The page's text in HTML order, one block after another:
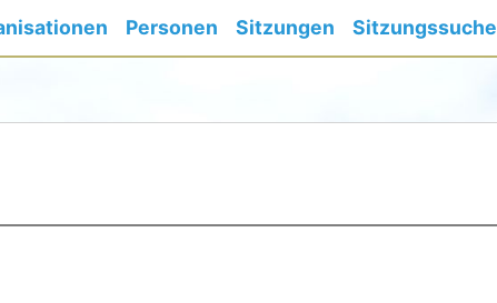
Personen Sitzungen Sitzungssuche